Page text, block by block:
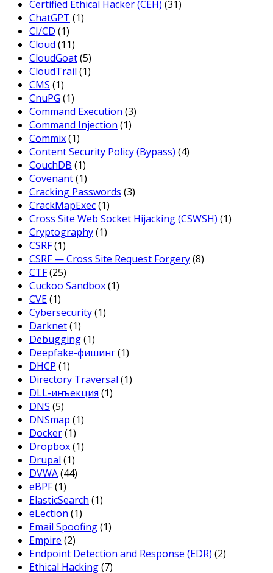
Certified Ethical Hacker (CEH) (31)
ChatGPT (1)
CI/CD (1)
Cloud (11)
CloudGoat(5)
CloudTrail (1)
CMS (1)
CnuPG (1)
Command Execution (3)
Command Injection (1)
Commix(1)
Content Security Policy (Bypass) (4)
CouchDB (1)
Covenant(1)
Cracking Passwords (3)
CrackMapExec(1)
Cross Site Web Socket Hijacking (CSWSH) (1)
Cryptography(1)
CSRF(1)
CSRF — Cross Site Request Forgery(8)
CTF(25)
Cuckoo Sandbox(1)
CVE(1)
Cybersecurity(1)
Darknet(1)
Debugging(1)
Deepfake-фишинг(1)
DHCP (1)
Directory Traversal (1)
DLL-инъекция (1)
DNS (5)
DNSmap (1)
Docker(1)
Dropbox(1)
Drupal (1)
DVWA(44)
eBPF(1)
ElasticSearch (1)
eLection (1)
Email Spoofing(1)
Empire (2)
Endpoint Detection and Response (EDR) (2)
Ethical Hacking(7)